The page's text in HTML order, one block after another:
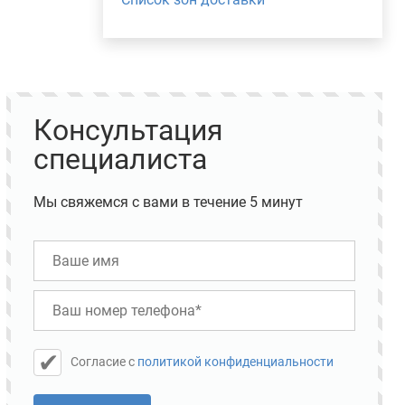
Консультация
специалиста
Мы свяжемся с вами в течение 5 минут
Cогласие с политикой конфиденциальности